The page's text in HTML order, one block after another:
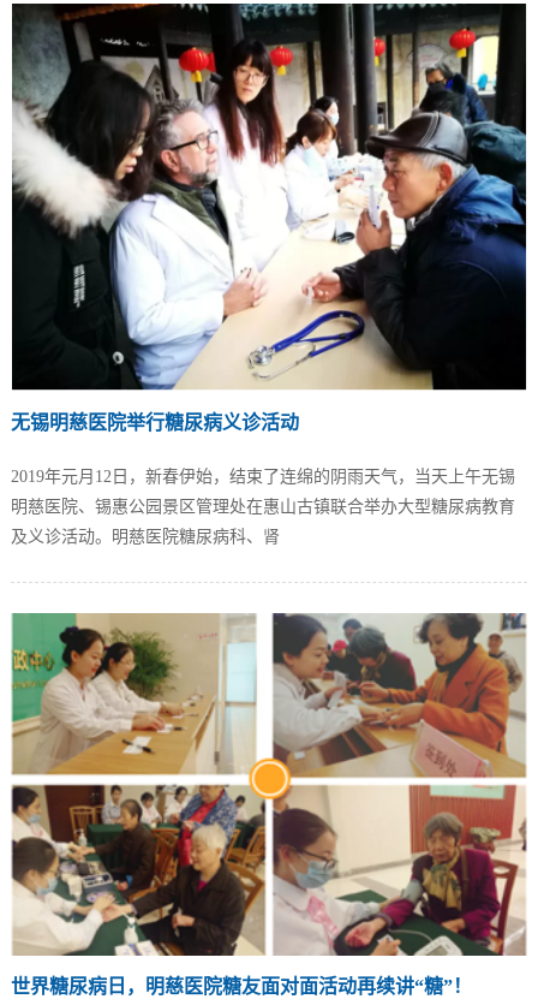
无锡明慈医院举行糖尿病义诊活动
2019年元月12日，新春伊始，结束了连绵的阴雨天气，当天上午无锡
明慈医院、锡惠公园景区管理处在惠山古镇联合举办大型糖尿病教育
及义诊活动。明慈医院糖尿病科、肾
世界糖尿病日，明慈医院糖友面对面活动再续讲“糖”！